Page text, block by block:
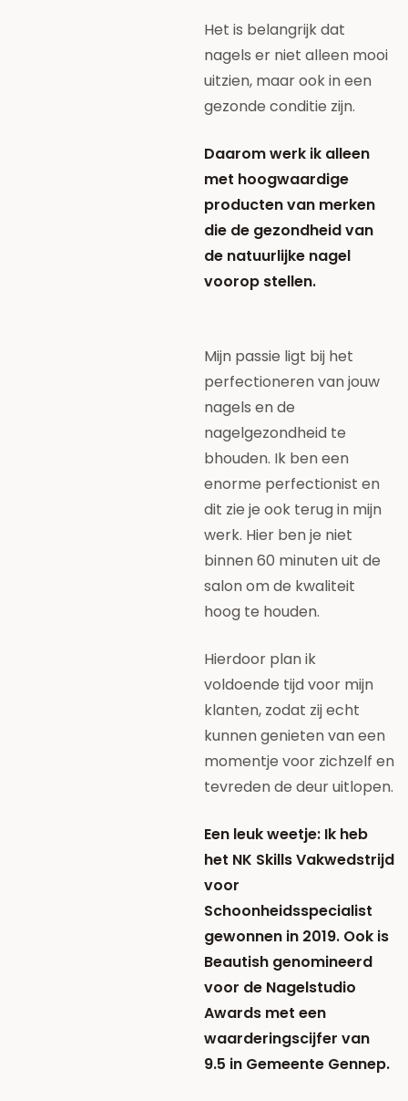
Het is belangrijk dat
nagels er niet alleen mooi
uitzien, maar ook in een
gezonde conditie zijn.
Daarom werk ik alleen
met hoogwaardige
producten van merken
die de gezondheid van
de natuurlijke nagel
voorop stellen.
Mijn passie ligt bij het
perfectioneren van jouw
nagels en de
nagelgezondheid te
bhouden. Ik ben een
enorme perfectionist en
dit zie je ook terug in mijn
werk. Hier ben je niet
binnen 60 minuten uit de
salon om de kwaliteit
hoog te houden.
Hierdoor plan ik
voldoende tijd voor mijn
klanten, zodat zij echt
kunnen genieten van een
momentje voor zichzelf en
tevreden de deur uitlopen.
Een leuk weetje: Ik heb
het NK Skills Vakwedstrijd
voor
Schoonheidsspecialist
gewonnen in 2019. Ook is
Beautish genomineerd
voor de Nagelstudio
Awards met een
waarderingscijfer van
9.5 in Gemeente Gennep.